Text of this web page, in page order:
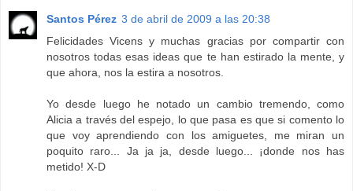
Santos Pérez 3 de abril de 2009 a las 20:38
Felicidades Vicens y muchas gracias por compartir con
nosotros todas esas ideas que te han estirado la mente, y
que ahora, nos la estira a nosotros.
Yo desde luego he notado un cambio tremendo, como
Alicia a través del espejo, lo que pasa es que si comento lo
que voy aprendiendo con los amiguetes, me miran un
poquito raro... Ja ja ja, desde luego... ¡donde nos has
metido! X-D